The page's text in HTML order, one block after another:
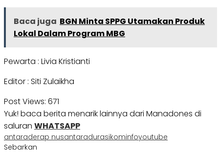
Baca juga BGN Minta SPPG Utamakan Produk
Lokal Dalam Program MBG
Pewarta : Livia Kristianti
Editor : Siti Zulaikha
Post Views: 671
Yuk! baca berita menarik lainnya dari Manadones di
saluran WHATSAPP
antaraderap nusantaradurasikominfoyoutube
Sebarkan